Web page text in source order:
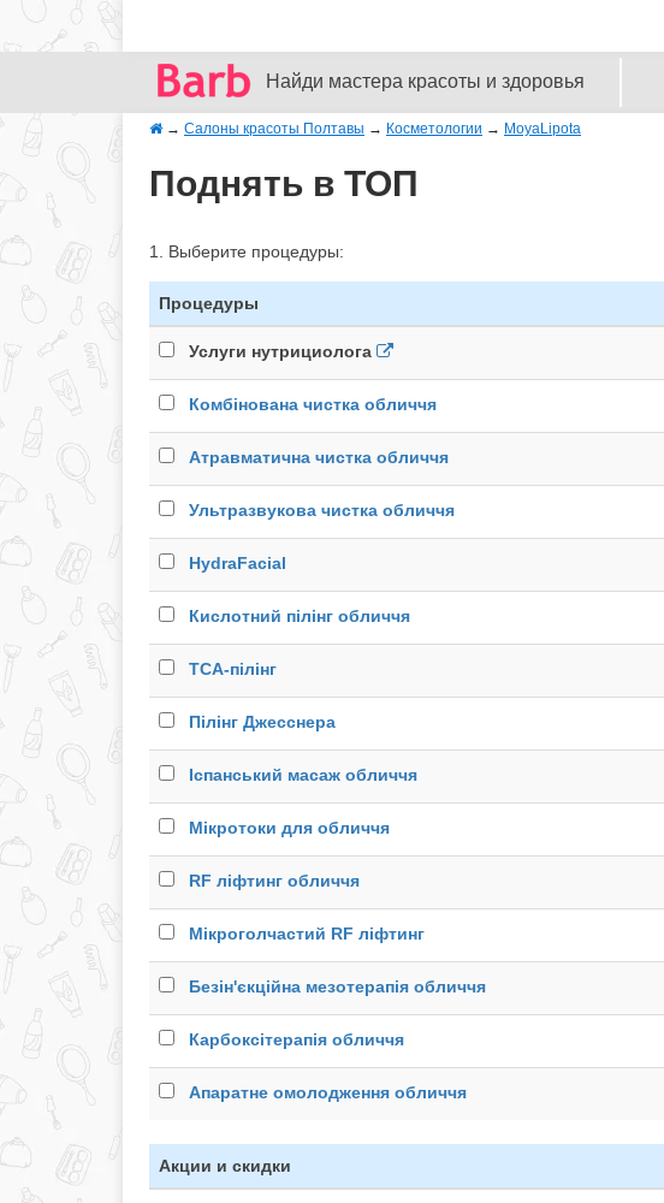
Найди мастера красоты и здоровья
→ Салоны красоты Полтавы → Косметологии → MoyaLipota
Поднять в ТОП
1. Выберите процедуры:
Процедуры
Услуги нутрициолога
Комбінована чистка обличчя
Атравматична чистка обличчя
Ультразвукова чистка обличчя
HydraFacial
Кислотний пілінг обличчя
ТСА-пілінг
Пілінг Джесснера
Іспанський масаж обличчя
Мікротоки для обличчя
RF ліфтинг обличчя
Мікроголчастий RF ліфтинг
Безін'єкційна мезотерапія обличчя
Карбоксітерапія обличчя
Апаратне омолодження обличчя
Акции и скидки